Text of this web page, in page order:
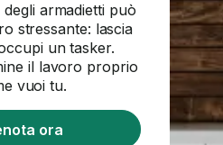
armadietti può
stressante: lascia
un tasker.
il lavoro proprio
vuoi tu.
ora